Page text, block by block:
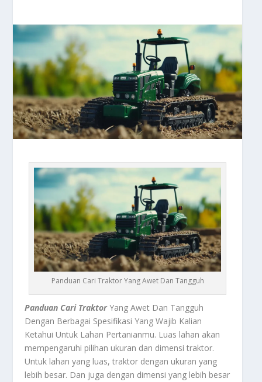
Panduan Cari Traktor Yang Awet Dan Tangguh
Panduan Cari TraktorYang Awet Dan Tangguh
Dengan Berbagai Spesifikasi Yang Wajib Kalian
Ketahui Untuk Lahan Pertanianmu. Luas lahan akan
mempengaruhi pilihan ukuran dan dimensi traktor.
Untuk lahan yang luas, traktor dengan ukuran yang
lebih besar. Dan juga dengan dimensi yang lebih besar